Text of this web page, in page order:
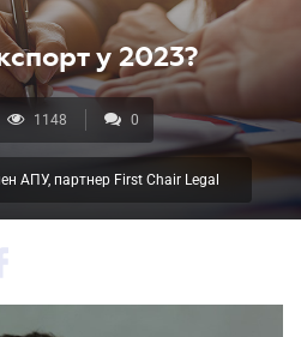
у 2023?
1148 0
АПУ, партнер First Chair Legal